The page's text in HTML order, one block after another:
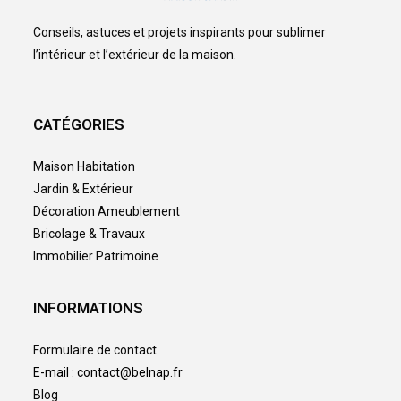
Conseils, astuces et projets inspirants pour sublimer
l’intérieur et l’extérieur de la maison.
CATÉGORIES
Maison Habitation
Jardin & Extérieur
Décoration Ameublement
Bricolage & Travaux
Immobilier Patrimoine
INFORMATIONS
Formulaire de contact
E-mail : contact@belnap.fr
Blog